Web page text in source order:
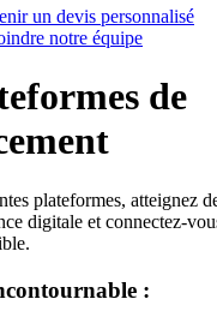
un devis personnalisé
notre équipe
de
plateformes, atteignez
digitale et connectez-
: